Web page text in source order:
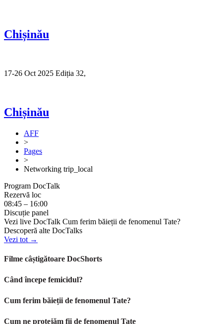
Chișinău
17-26 Oct 2025 Ediția 32,
Chișinău
AFF
>
Pages
>
Networking trip_local
Program DocTalk
Rezervă loc
08:45 – 16:00
Discuție panel
Vezi live DocTalk Cum ferim băieții de fenomenul Tate?
Descoperă alte DocTalks
Vezi tot →
Filme câștigătoare DocShorts
Când începe femicidul?
Cum ferim băieții de fenomenul Tate?
Cum ne protejăm fii de fenomenul Tate